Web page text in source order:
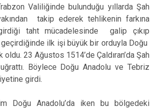
Valiliğinde bulunduğu yıllarda Şah
takip ederek tehlikenin farkına
taht mücadelesinde galip çıkıp
geçirdiğinde ilk işi büyük bir orduyla Doğu
oldu. 23 Ağustos 1514’de Çaldıran’da Şah
Böylece Doğu Anadolu ve Tebriz
girdi.
Doğu Anadolu’da iken bu bölgedeki